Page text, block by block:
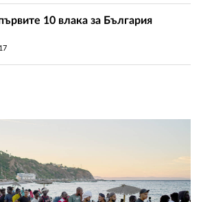
10 влака за България